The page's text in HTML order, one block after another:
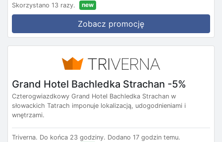
Skorzystano 13 razy.
new
Zobacz promocję
Grand Hotel Bachledka Strachan -5%
Czterogwiazdkowy Grand Hotel Bachledka Strachan w
słowackich Tatrach imponuje lokalizacją, udogodnieniami i
wnętrzami.
Triverna. Do końca 23 godziny. Dodano 17 godzin temu.